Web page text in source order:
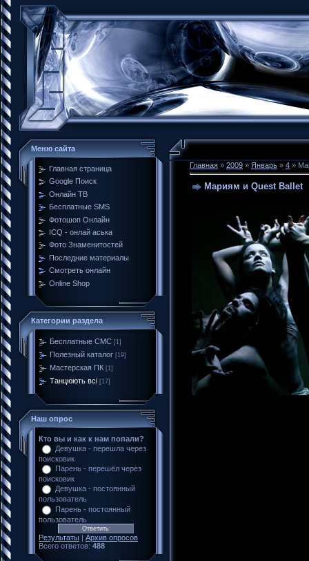
Меню сайта
Главная страница
Google Поиск
Онлайн ТВ
Бесплатные SMS
Фотошоп Онлайн
ICQ - онлай аська
Фото Знаменитостей
Последние материалы
Смотреть онлайн
Online Shop
Категории раздела
Бесплатные CMC [1]
Полезный каталог [19]
Мастерская ПК [1]
Танцюють всі [17]
Наш опрос
Кто вы и как к нам попали?
Девушка - перешла через
поисковик
Парень - перешёл через
поисковик
Девушка - постоянный
пользователь
Парень - постоянный
пользователь
Результаты | Архив опросов
Всего ответов: 488
Главная » 2009 » Январь » 4 »
Мариям и Quest Ballet